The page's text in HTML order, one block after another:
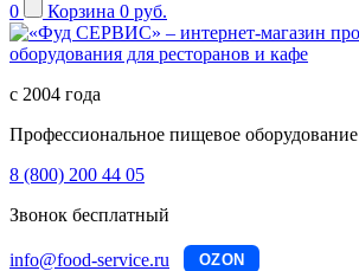
0 Корзина 0 руб.
с 2004 года
Профессиональное пищевое оборудование
8 (800) 200 44 05
Звонок бесплатный
info@food-service.ru OZON